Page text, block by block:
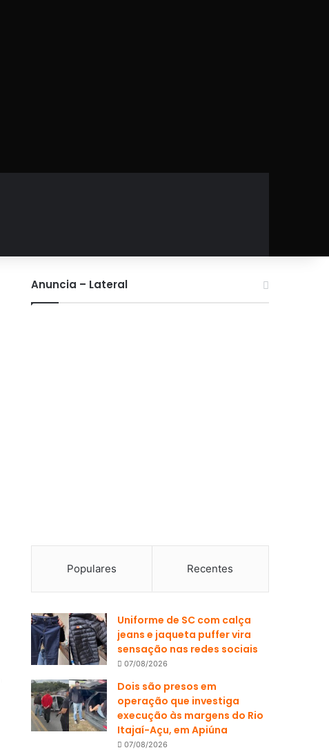
Anuncia – Lateral
Populares Recentes
Uniforme de SC com calça
jeans e jaqueta puffer vira
sensação nas redes sociais
07/08/2026
Dois são presos em
operação que investiga
execução às margens do Rio
Itajaí-Açu, em Apiúna
07/08/2026